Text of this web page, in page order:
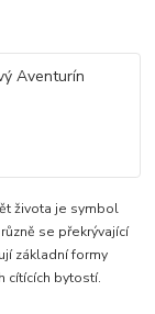
života je symbol
se překrývající
základní formy
cítících bytostí.